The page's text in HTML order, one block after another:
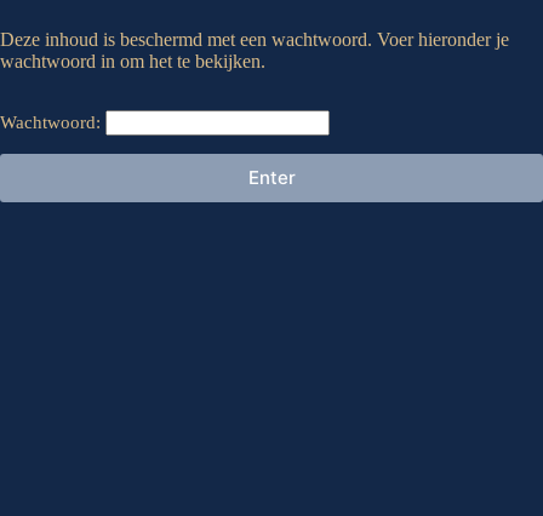
Deze inhoud is beschermd met een wachtwoord. Voer hieronder je
wachtwoord in om het te bekijken.
Wachtwoord: